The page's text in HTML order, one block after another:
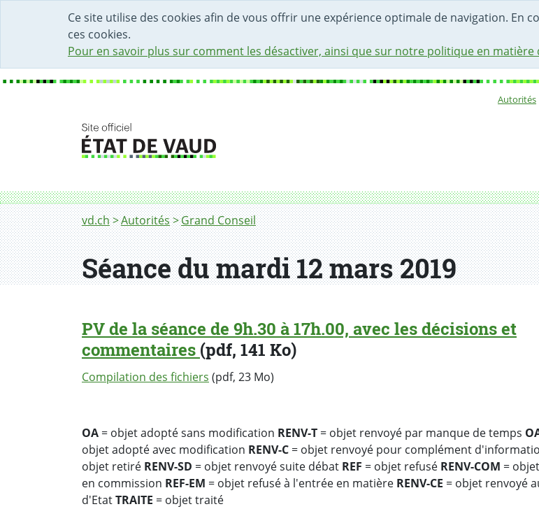
Ce site utilise des cookies afin de vous offrir une expérience optimale de navigation. En
ces cookies.
Pour en savoir plus sur comment les désactiver, ainsi que sur notre politique en
DÉBUT DU CONTENU DE LA PAGE
ACCÈS AU CHAMP DE RECHERCHE
PAGE D'ACCUEIL
FORMULAIRE DE CONTACT
Autorités
Fil d'Ariane
vd.ch Autorités Grand Conseil
Séance du mardi 12 mars 2019
PV de la séance de 9h.30 à 17h.00, avec les décisions et
commentaires (pdf, 141 Ko)
Compilation des fichiers (pdf, 23 Mo)
OA = objet adopté sans modification RENV-T = objet renvoyé par manque de temps
objet adopté avec modification RENV-C = objet renvoyé pour complément
objet retiré RENV-SD = objet renvoyé suite débat REF = objet refusé RENV-COM =
en commission REF-EM = objet refusé à l'entrée en matière RENV-CE = objet renvoyé
d'EtatTRAITE = objet traité